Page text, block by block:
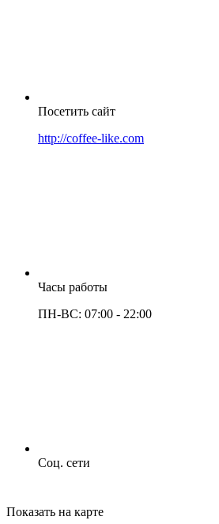
Посетить сайт
http://coffee-like.com
Часы работы
ПН-ВС: 07:00 - 22:00
Соц. сети
Показать на карте